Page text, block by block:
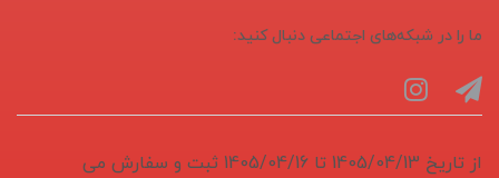
ما را در شبکه‌های اجتماعی دنبال کنید:
از تاریخ 1405/04/13 تا 1405/04/16 ثبت و سفارش می